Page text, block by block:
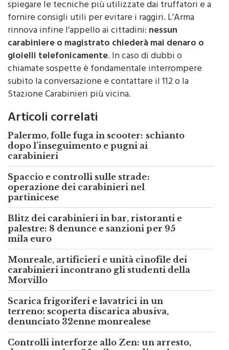
di Cefalù e dei parroci del territorio, servono a
spiegare le tecniche più utilizzate dai truffatori e a
fornire consigli utili per evitare i raggiri. L’Arma
rinnova infine l’appello ai cittadini:nessun
carabiniere o magistrato chiederà mai denaro o
gioielli telefonicamente. In caso di dubbi o
chiamate sospette è fondamentale interrompere
subito la conversazione e contattare il 112 o la
Stazione Carabinieri più vicina.
Articoli correlati
Palermo, folle fuga in scooter: schianto
dopo l’inseguimento e pugni ai
carabinieri
Spaccio e controlli sulle strade:
operazione dei carabinieri nel
partinicese
Blitz dei carabinieri in bar, ristoranti e
palestre: 8 denunce e sanzioni per 95
mila euro
Monreale, artificieri e unità cinofile dei
carabinieri incontrano gli studenti della
Morvillo
Scarica frigoriferi e lavatrici in un
terreno: scoperta discarica abusiva,
denunciato 32enne monrealese